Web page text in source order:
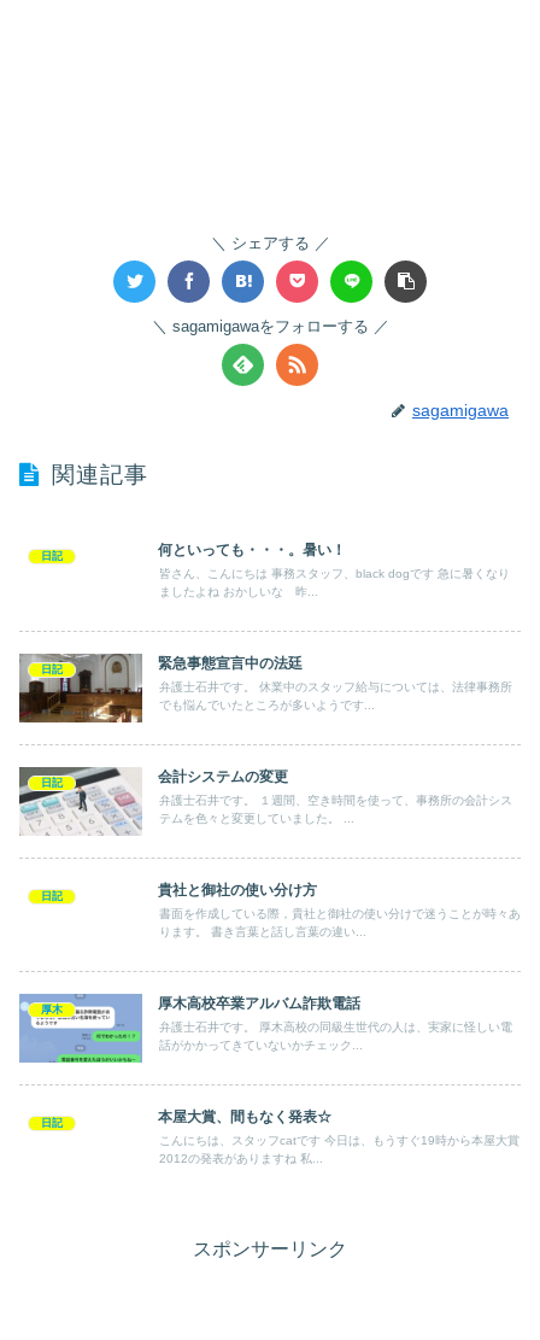
シェアする
sagamigawaをフォローする
sagamigawa
関連記事
日記 何といっても・・・。暑い！
皆さん、こんにちは 事務スタッフ、black dogです 急に暑くなり
ましたよね おかしいな 昨...
日記 緊急事態宣言中の法廷
弁護士石井です。 休業中のスタッフ給与については、法律事務所
でも悩んでいたところが多いようです...
日記 会計システムの変更
弁護士石井です。 １週間、空き時間を使って、事務所の会計シス
テムを色々と変更していました。 ...
日記 貴社と御社の使い分け方
書面を作成している際，貴社と御社の使い分けで迷うことが時々あ
ります。 書き言葉と話し言葉の違い...
厚木 厚木高校卒業アルバム詐欺電話
弁護士石井です。 厚木高校の同級生世代の人は、実家に怪しい電
話がかかってきていないかチェック...
日記 本屋大賞、間もなく発表☆
こんにちは、スタッフcatです 今日は、もうすぐ19時から本屋大賞
2012の発表がありますね 私...
スポンサーリンク